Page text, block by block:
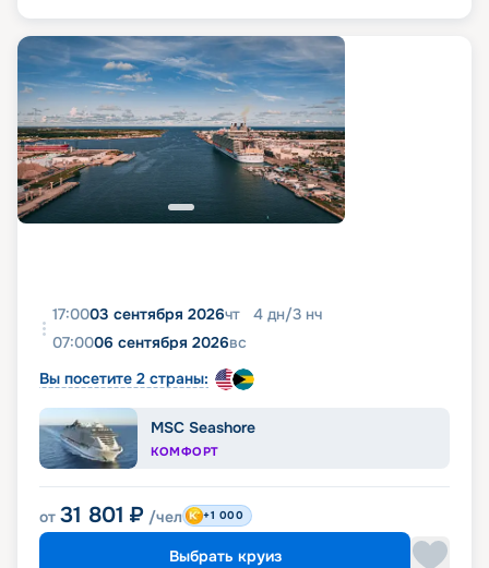
17:0003 сентября 2026чт 4 дн/3 нч
07:0006 сентября 2026вс
Вы посетите 2 страны:
MSC Seashore
КОМФОРТ
от 31 801 ₽ /чел +1 000
Выбрать круиз